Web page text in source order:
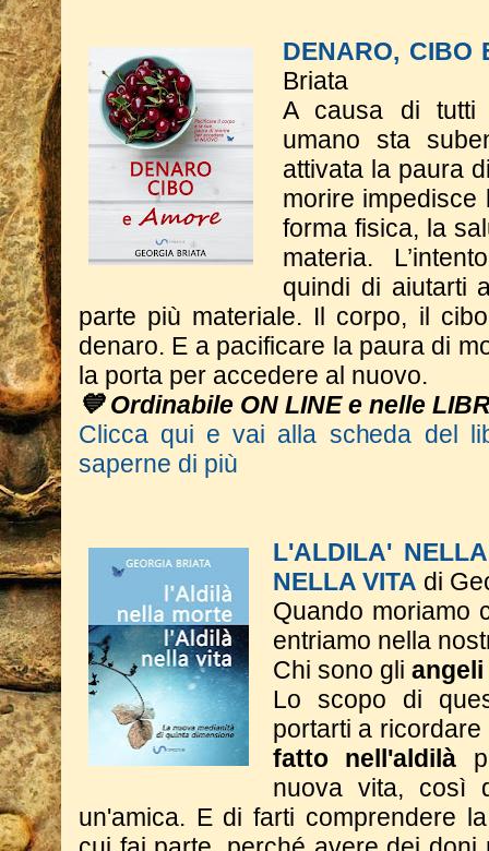
DENARO, CIBO
Briata
A causa di tutti
umano sta
attivata la paura
morire
forma fisica, la
materia.
quindi di aiutarti
parte più materiale. Il corpo, il
denaro. E a pacificare la paura di
la porta per accedere al nuovo.
💙 Ordinabile ON LINE e nelle
Clicca qui e vai alla scheda del
saperne di più
L'ALDILA'
NELLA VITA di
Quando moriamo
entriamo nella
Chi sono gli angeli
Lo scopo di
portarti a
fatto nell'aldilà
nuova vita, così
un'amica. E di farti comprendere